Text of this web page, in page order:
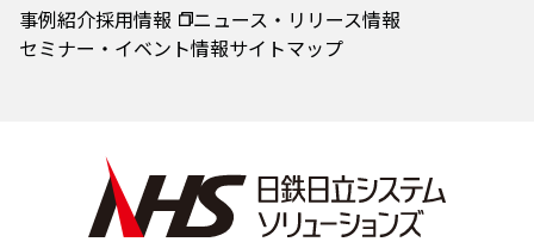
事例紹介採用情報
ニュース・リリース情報
セミナー・イベント情報サイトマップ